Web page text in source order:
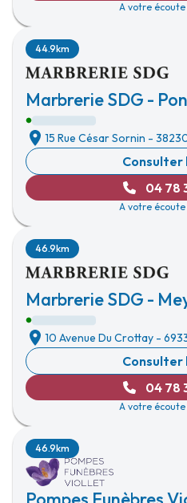
A votre
Marbrerie SDG -
44.9km
15 Rue César Sornin -
Consulter
04 78
A votre
Marbrerie SDG -
46.9km
10 Avenue Du Crottay -
Consulter
04 78
A votre
46.9km